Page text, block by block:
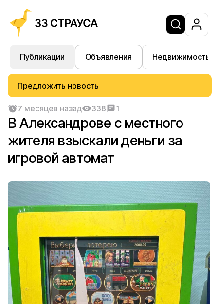
Публикации Объявления Недвижимость
Предложить новость
7 месяцев назад 338 1
В Александрове с местного
жителя взыскали деньги за
игровой автомат